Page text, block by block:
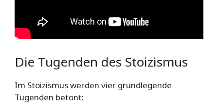
Die Tugenden des Stoizismus
Im Stoizismus werden vier grundlegende
Tugenden betont: